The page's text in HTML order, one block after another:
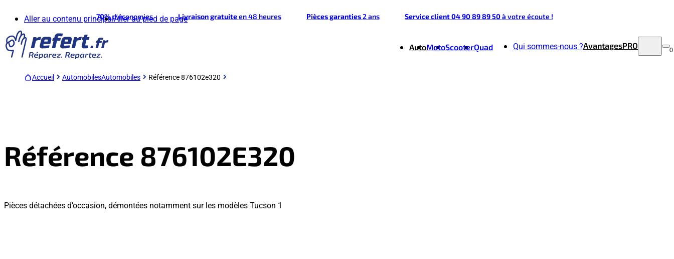
Aller au contenu principalAller au pied de page
70%d'économies Livraison gratuiteen 48 heures Pièces garanties2 ans Service client 04 90 89 89 50à votre écoute !
AutoMotoScooterQuad Qui sommes-nous ?AvantagesPRO 0
Accueil AutomobilesAutomobiles Référence 876102e320
Référence 876102E320
Pièces détachées d’occasion, démontées notamment sur les modèles Tucson 1